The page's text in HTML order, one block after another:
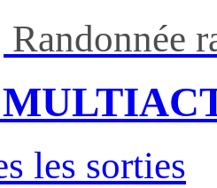
Randonnée
les sorties